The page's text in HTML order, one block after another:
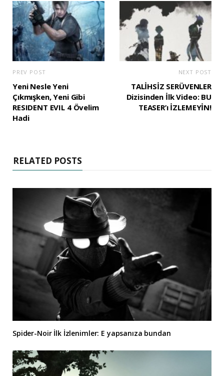
PREV POST
Yeni Nesle Yeni
Çıkmışken, Yeni Gibi
RESIDENT EVIL 4 Övelim
Hadi
NEXT POST
TALİHSİZ SERÜVENLER
Dizisinden İlk Video: BU
TEASER’ı İZLEMEYİN!
RELATED POSTS
Spider-Noir İlk İzlenimler: E yapsanıza bundan